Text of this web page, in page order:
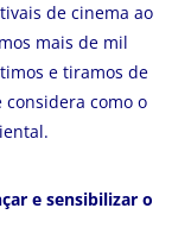
de cinema ao
mais de mil
e tiramos de
considera como o
e sensibilizar o